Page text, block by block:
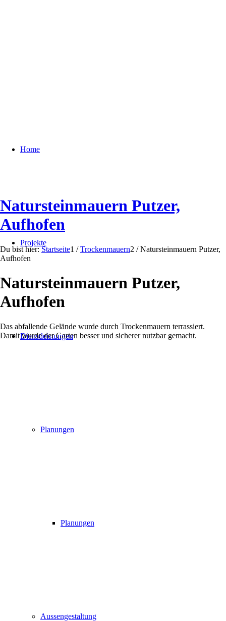
Home
Projekte
Dienstleistungen
Planungen
Planungen
Aussengestaltung
Natursteinmauern Putzer,
Aufhofen
Du bist hier: Startseite1 / Trockenmauern2 / Natursteinmauern Putzer,
Aufhofen
Natursteinmauern Putzer,
Aufhofen
Das abfallende Gelände wurde durch Trockenmauern terrassiert.
Damit wurde der Garten besser und sicherer nutzbar gemacht.